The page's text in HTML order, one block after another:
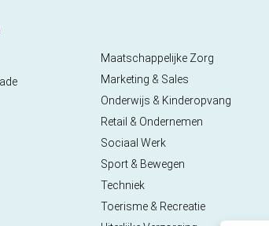
Maatschappelijke Zorg
Marketing & Sales
Onderwijs & Kinderopvang
Retail & Ondernemen
Sociaal Werk
Sport & Bewegen
Techniek
Toerisme & Recreatie